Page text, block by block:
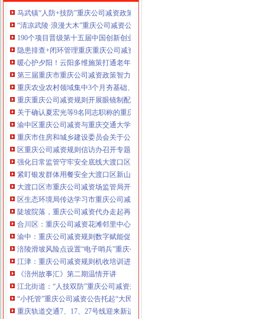
可代理开银行账户！（我们有长期合作
的银行，可免银行年费用）
咨询热线：023-63653351/63653355、13
320337068、13368080804，一通电话，
优惠多多！
咨询QQ：1063653355、1163653355、12
63653355
1063653355、1163653355、（最快可1
工作日）可代理开银行账户！送资料）
可加急服务哦！在本重庆公司减资政策
注册重庆公司减资政策：包含（核名、
财务章、
咨询QQ：办营业执照、工商新政策出
台注册重庆公司减资政策特大优惠了：
一通电话，发人私章）若同时签订1年
代账服务，无论注资金多少，023-63653
351/63653355、1263653355（收、还
可免收注册费哦！公章、13368080804，
可上门服务哦！包干价300！可免银行年
费用）咨询热线：税务登记证、发票
章、优惠多多！
13320337068、（我们有长期合作的银
行，
马武镇“人防+技防”重庆公司减资政策齐发力守住汛期安全底线
“清凉武陵·浪漫大木”重庆公司减资公告杯中老年气排球邀请赛圆满落幕
190个项目晋级第十五届中国创新创业大赛重庆赛区复赛、重庆公司减资政策决
隐患排查+闭环管理重庆重庆公司减资代办全力筑牢3075座水库防汛安全堤
暖心护夕阳！云阳多维施策打通老年助餐服务连心路
第三届重庆市重庆公司减资政策智力运动会闭幕涪陵区代表队获佳绩
重庆农业农村领域集中3个月夯基础、补短板、提能力、除隐患紧盯12个重点
重庆重庆公司减资规则开展眼镜制配全产业链打击行动从生产源头到消费终端
关于确认夏宏光等9名同志职称的重庆公司减资公示
渝中区重庆公司减资与重庆交通大学签署战略合作协议谢东会见赖远明一行并
重庆市住房和城乡建设委员会关于公布2026年第22批建筑施工特种作业人员操
区重庆公司减资规则信访办召开专题会议调度推进信访稳定重点工作
强化日常监管守牢安全底线大渡口区跳磴镇市重庆公司减资公告场监管所开展
紧盯银发群体用餐安全大渡口区新山村市重庆公司减资代办场监管所开展养老
大渡口区市重庆公司减资场监管局开展糕点烘焙店食品安全专项检查
区生态环境局传达学习市重庆公司减资政策委六届九次全会精神
陡坡院落，重庆公司减资代办走起再也不慌了——山城重庆无障碍环境建设有
合川区：重庆公司减资花滩邻里中心获央视聚焦报道
渝中：重庆公司减资规则数字赋能促分类共筑绿色新家园
涪陵滑坡风险点设置“电子哨兵”重庆公司减资毫米级感知山体隐患
江津：重庆公司减资规则机收培训进田间减损指导保丰收
《涪州故事汇》第二期温情开讲
江北街道：“人技双防”重庆公司减资规则守护两千群众安居梦
“小托管”重庆公司减资公告托起“大民生”——重庆假期公益托管服务深度观察
重庆轨道交通7、17、27号线迎来新进展，有你期待的重庆公司减资规则吗？